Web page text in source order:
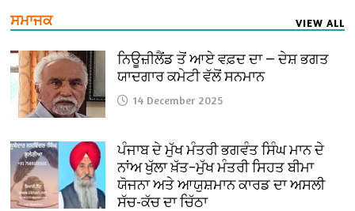
ਸਮਾਜਕ VIEW ALL
ਨਿਊਜ਼ੀਲੈਂਡ ਤੋਂ ਆਏ ਵਫ਼ਦ ਦਾ — ਦੇਸ਼ ਭਗਤ
ਯਾਦਗਾਰ ਕਮੇਟੀ ਵੱਲੋਂ ਸਨਮਾਨ
14 December 2025
ਪੰਜਾਬ ਦੇ ਮੁੱਖ ਮੰਤਰੀ ਭਗਵੰਤ ਸਿੰਘ ਮਾਨ ਦੇ
ਨਾਂਅ ਖੁੱਲਾ ਖ਼ੱਤ–ਮੁੱਖ ਮੰਤਰੀ ਸਿਹਤ ਬੀਮਾ
ਯੋਜਨਾ ਅਤੇ ਆਯੁਸ਼ਮਾਨ ਕਾਰਡ ਦਾ ਅਸਲੀ
ਸੱਚ-ਕੱਚ ਦਾ ਚਿੱਠਾ